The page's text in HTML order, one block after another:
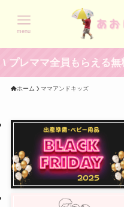
menu
\ プレママ全員もらえる
ホーム ママアンドキッズ